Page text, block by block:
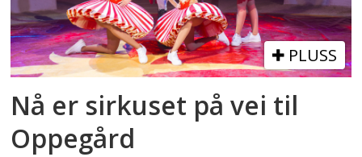
PLUSS
Nå er sirkuset på vei til
Oppegård